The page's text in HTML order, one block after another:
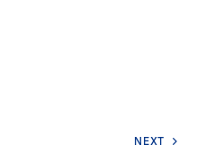
NEXT